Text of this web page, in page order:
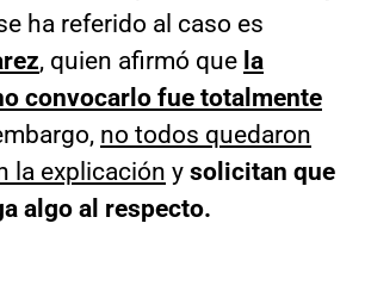
ha referido al caso es
, quien afirmó que la
convocarlo fue totalmente
no todos quedaron
la explicación y solicitan que
algo al respecto.